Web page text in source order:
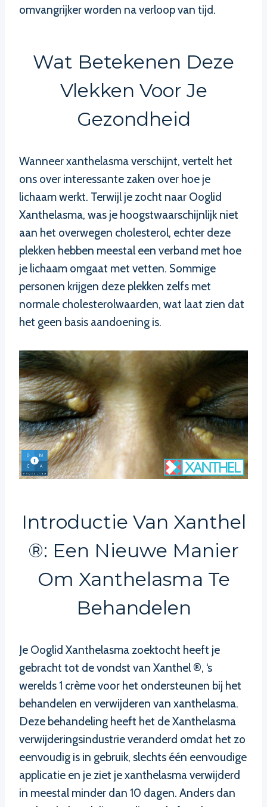
omvangrijker worden na verloop van tijd.
Wat Betekenen Deze
Vlekken Voor Je
Gezondheid
Wanneer xanthelasma verschijnt, vertelt het
ons over interessante zaken over hoe je
lichaam werkt. Terwijl je zocht naar Ooglid
Xanthelasma, was je hoogstwaarschijnlijk niet
aan het overwegen cholesterol, echter deze
plekken hebben meestal een verband met hoe
je lichaam omgaat met vetten. Sommige
personen krijgen deze plekken zelfs met
normale cholesterolwaarden, wat laat zien dat
het geen basis aandoening is.
Introductie Van Xanthel
®: Een Nieuwe Manier
Om Xanthelasma Te
Behandelen
Je Ooglid Xanthelasma zoektocht heeft je
gebracht tot de vondst van Xanthel ®, ‘s
werelds 1 crème voor het ondersteunen bij het
behandelen en verwijderen van xanthelasma.
Deze behandeling heeft het de Xanthelasma
verwijderingsindustrie veranderd omdat het zo
eenvoudig is in gebruik, slechts één eenvoudige
applicatie en je ziet je xanthelasma verwijderd
in meestal minder dan 10 dagen. Anders dan